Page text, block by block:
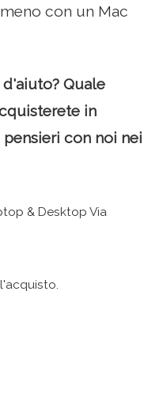
con un Mac
Quale
in
con noi nei
& Desktop Via